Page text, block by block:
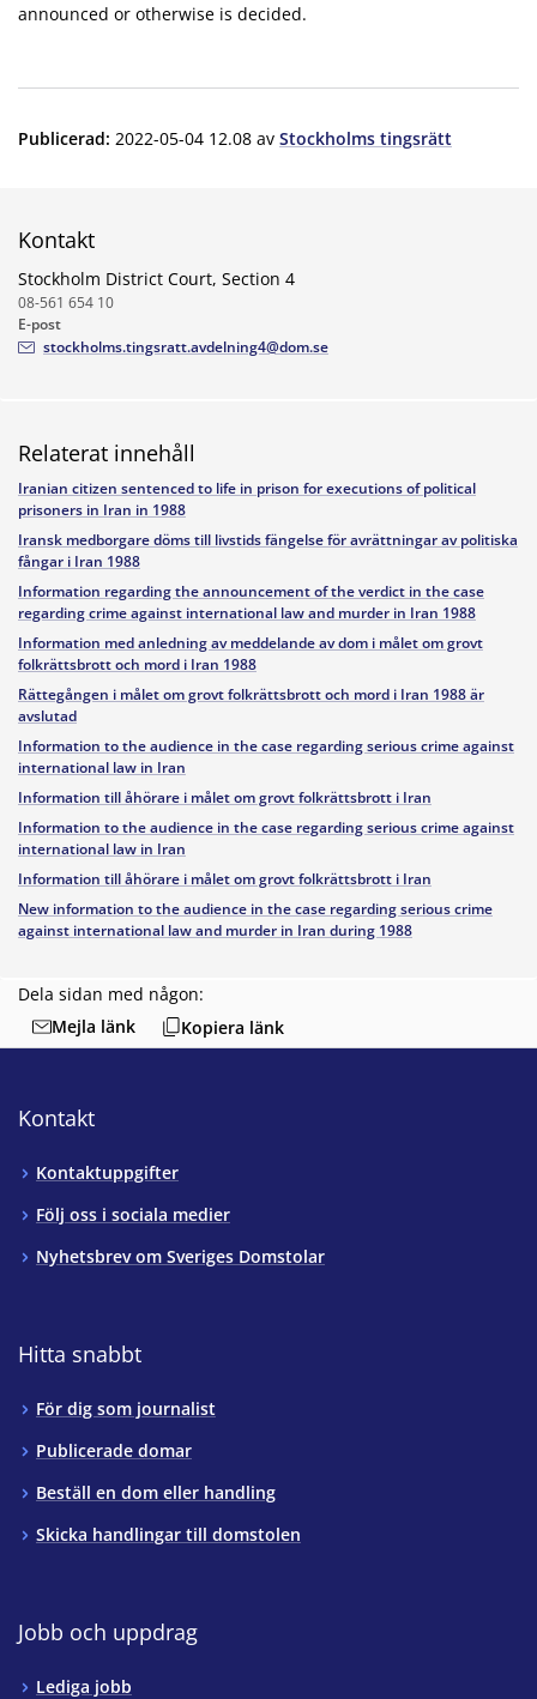
announced or otherwise is decided.
Publicerad: 2022-05-04 12.08 av Stockholms tingsrätt
Dela sidan med någon:
Mejla länk
Kopiera länk
Kontakt
Stockholm District Court, Section 4
08-561 654 10
E-post
stockholms.tingsratt.avdelning4@dom.se
Relaterat innehåll
Iranian citizen sentenced to life in prison for executions of political
prisoners in Iran in 1988
Iransk medborgare döms till livstids fängelse för avrättningar av politiska
fångar i Iran 1988
Information regarding the announcement of the verdict in the case
regarding crime against international law and murder in Iran 1988
Information med anledning av meddelande av dom i målet om grovt
folkrättsbrott och mord i Iran 1988
Rättegången i målet om grovt folkrättsbrott och mord i Iran 1988 är
avslutad
Information to the audience in the case regarding serious crime against
international law in Iran
Information till åhörare i målet om grovt folkrättsbrott i Iran
Information to the audience in the case regarding serious crime against
international law in Iran
Information till åhörare i målet om grovt folkrättsbrott i Iran
New information to the audience in the case regarding serious crime
against international law and murder in Iran during 1988
Kontakt
Kontaktuppgifter
Följ oss i sociala medier
Nyhetsbrev om Sveriges Domstolar
Hitta snabbt
För dig som journalist
Publicerade domar
Beställ en dom eller handling
Skicka handlingar till domstolen
Jobb och uppdrag
Lediga jobb